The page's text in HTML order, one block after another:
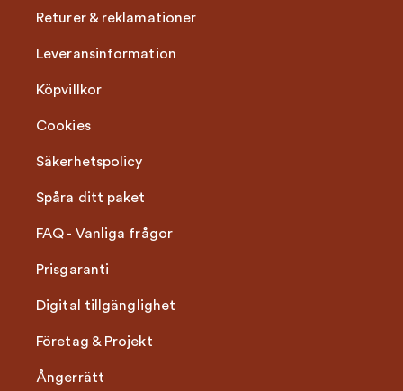
Returer & reklamationer
Leveransinformation
Köpvillkor
Cookies
Säkerhetspolicy
Spåra ditt paket
FAQ - Vanliga frågor
Prisgaranti
Digital tillgänglighet
Företag & Projekt
Ångerrätt